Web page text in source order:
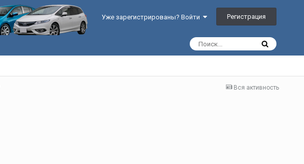
Уже зарегистрированы? Войти Регистрация
Вся активность